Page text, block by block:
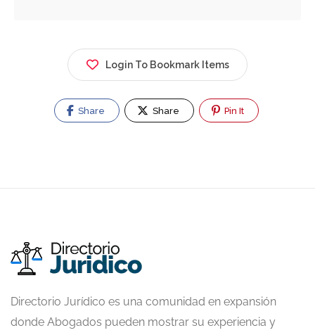
Login To Bookmark Items
Share Share Pin It
Directorio Jurídico es una comunidad en expansión
donde Abogados pueden mostrar su experiencia y